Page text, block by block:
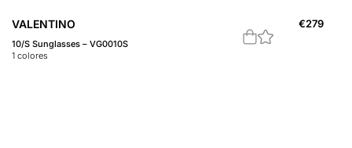
VALENTINO
10/S Sunglasses – VG0010S
1 colores
€279